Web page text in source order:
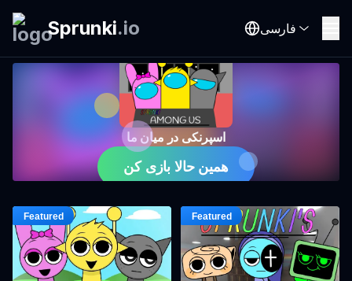
Sprunki.io فارسی
اسپرنکی در میان ما
همین حالا بازی کن